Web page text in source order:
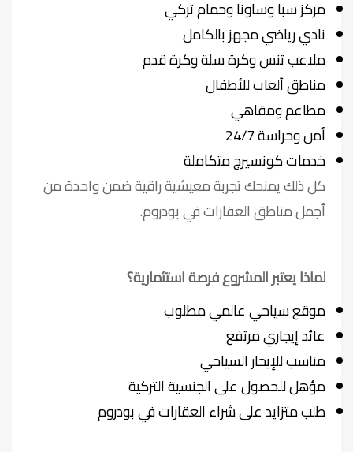
مركز سبا وساونا وحمام تركي
نادي رياضي مجهز بالكامل
ملاعب تنس وكرة سلة وكرة قدم
مناطق ألعاب للأطفال
مطاعم ومقاهي
أمن وحراسة 24/7
خدمات كونسيرج متكاملة
كل ذلك يمنحك تجربة معيشية راقية ضمن واحدة من
أجمل مناطق العقارات في بودروم.
لماذا يعتبر المشروع فرصة استثمارية؟
موقع سياحي عالمي مطلوب
عائد إيجاري مرتفع
مناسب للإيجار السياحي
مؤهل للحصول على الجنسية التركية
طلب متزايد على شراء العقارات في بودروم